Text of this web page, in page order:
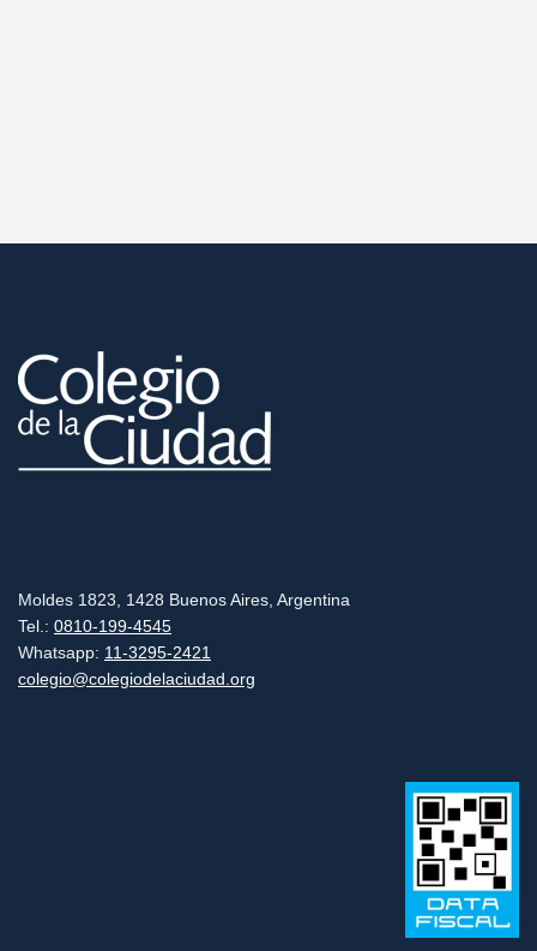
Moldes 1823, 1428 Buenos Aires, Argentina
Tel.: 0810-199-4545
Whatsapp: 11-3295-2421
colegio@colegiodelaciudad.org